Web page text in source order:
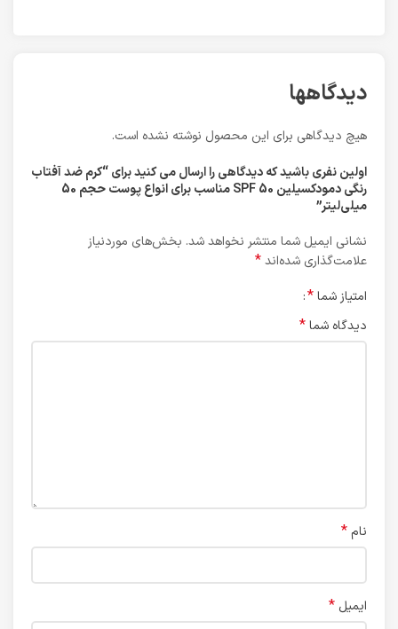
دیدگاهها
هیچ دیدگاهی برای این محصول نوشته نشده است.
اولین نفری باشید که دیدگاهی را ارسال می کنید برای “کرم ضد آفتاب
رنگی دمودکسیلین SPF 50 مناسب برای انواع پوست حجم 50
میلی‌لیتر”
نشانی ایمیل شما منتشر نخواهد شد. بخش‌های موردنیاز
علامت‌گذاری شده‌اند*
امتیاز شما*
دیدگاه شما*
نام *
ایمیل *